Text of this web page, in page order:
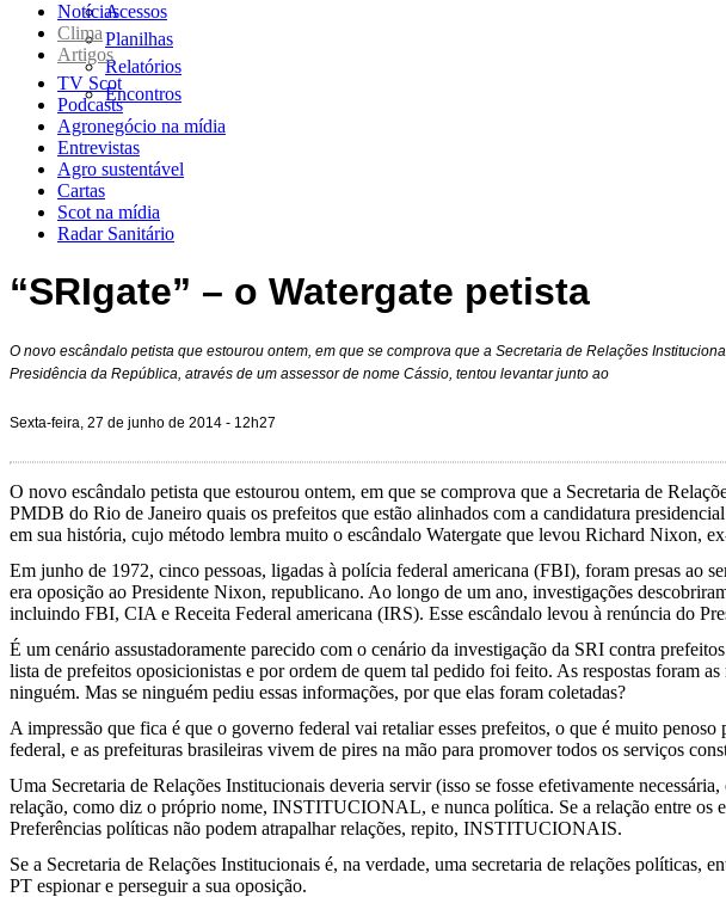
Acessos
Planilhas
Relatórios
Encontros
Notícias
Clima
Artigos
TV Scot
Podcasts
Agronegócio na mídia
Entrevistas
Agro sustentável
Cartas
Scot na mídia
Radar Sanitário
“SRIgate” – o Watergate petista
O novo escândalo petista que estourou ontem, em que se comprova que a Secretaria de Relações
Presidência da República, através de um assessor de nome Cássio, tentou levantar junto ao
Sexta-feira, 27 de junho de 2014 - 12h27
O novo escândalo petista que estourou ontem, em que se comprova que a Secretaria de
PMDB do Rio de Janeiro quais os prefeitos que estão alinhados com a candidatura
em sua história, cujo método lembra muito o escândalo Watergate que levou Richard Nixon,
Em junho de 1972, cinco pessoas, ligadas à polícia federal americana (FBI), foram presas ao
era oposição ao Presidente Nixon, republicano. Ao longo de um ano, investigações
incluindo FBI, CIA e Receita Federal americana (IRS). Esse escândalo levou à renúncia do
É um cenário assustadoramente parecido com o cenário da investigação da SRI contra
lista de prefeitos oposicionistas e por ordem de quem tal pedido foi feito. As respostas foram
ninguém. Mas se ninguém pediu essas informações, por que elas foram coletadas?
A impressão que fica é que o governo federal vai retaliar esses prefeitos, o que é muito
federal, e as prefeituras brasileiras vivem de pires na mão para promover todos os serviços
Uma Secretaria de Relações Institucionais deveria servir (isso se fosse efetivamente
relação, como diz o próprio nome, INSTITUCIONAL, e nunca política. Se a relação entre os
Preferências políticas não podem atrapalhar relações, repito, INSTITUCIONAIS.
Se a Secretaria de Relações Institucionais é, na verdade, uma secretaria de relações políticas,
PT espionar e perseguir a sua oposição.